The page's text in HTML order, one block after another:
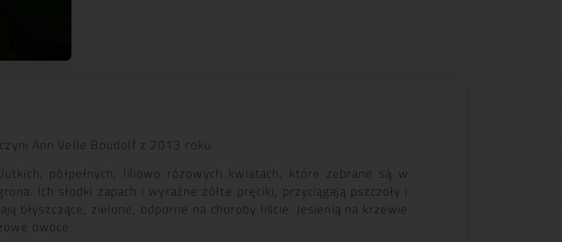
Ann Velle Boudolf z 2013 roku.
półpełnych, liliowo różowych kwiatach, które zebrane są w
Ich słodki zapach i wyraźne żółte pręciki, przyciągają pszczoły i
błyszczące, zielone, odporne na choroby liście. Jesienią na krzewie
owoce.